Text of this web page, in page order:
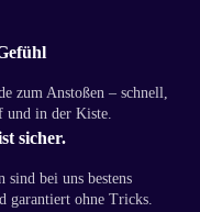
zum Anstoßen – schnell,
und in der Kiste.
sicher.
sind bei uns bestens
garantiert ohne Tricks.